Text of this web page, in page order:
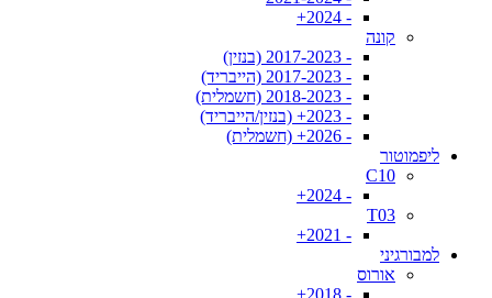
- 2024+
קונה
- 2017-2023 (בנזין)
- 2017-2023 (הייבריד)
- 2018-2023 (חשמלית)
- 2023+ (בנזין/הייבריד)
- 2026+ (חשמלית)
ליפמוטור
C10
- 2024+
T03
- 2021+
למבורגיני
אורוס
- 2018+